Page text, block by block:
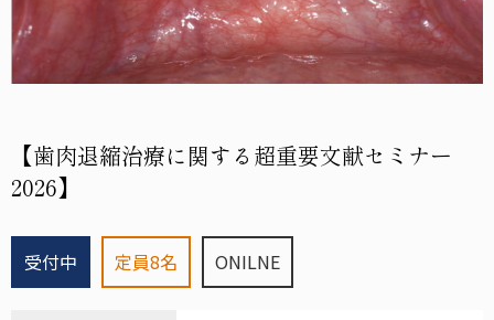
【歯肉退縮治療に関する超重要文献セミナー
2026】
受付中 定員8名 ONILNE